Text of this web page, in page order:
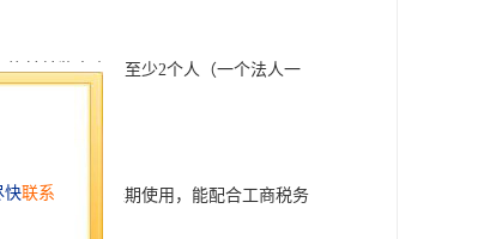
兼并监事人，至少2个人（一个法人一
一次性收费长期使用，能配合工商税务